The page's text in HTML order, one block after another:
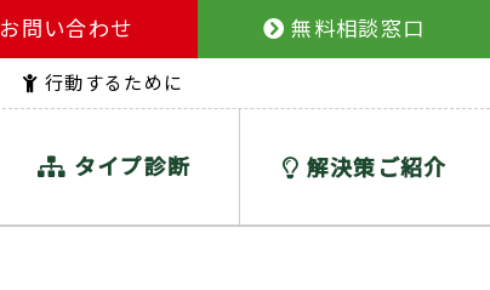
お問い合わせ 無料相談窓口
行動するために
タイプ診断 解決策ご紹介